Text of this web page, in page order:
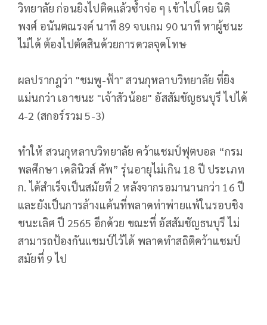
วิทยาลัย ก่อนยิงไปติดแล้วซ้ำจ่อ ๆ เข้าไปโดย นิติ
พงศ์ อนันตณรงค์ นาที 89 จบเกม 90 นาที หาผู้ชนะ
ไม่ได้ ต้องไปตัดสินด้วยการดวลจุดโทษ
ผลปรากฎว่า "ชมพู-ฟ้า" สวนกุหลาบวิทยาลัย ที่ยิง
แม่นกว่า เอาชนะ "เจ้าสัวน้อย" อัสสัมชัญธนบุรี ไปได้
4-2 (สกอร์รวม 5-3)
ทำให้ สวนกุหลาบวิทยาลัย คว้าแชมป์ฟุตบอล “กรม
พลศึกษา เดลินิวส์ คัพ” รุ่นอายุไม่เกิน 18 ปี ประเภท
ก. ได้สำเร็จเป็นสมัยที่ 2 หลังจากรอมานานกว่า 16 ปี
และยังเป็นการล้างแค้นที่พลาดท่าพ่ายแพ้ในรอบชิง
ชนะเลิศ ปี 2565 อีกด้วย ขณะที่ อัสสัมชัญธนบุรี ไม่
สามารถป้องกันแชมป์ไว้ได้ พลาดทำสถิติคว้าแชมป์
สมัยที่ 9 ไป